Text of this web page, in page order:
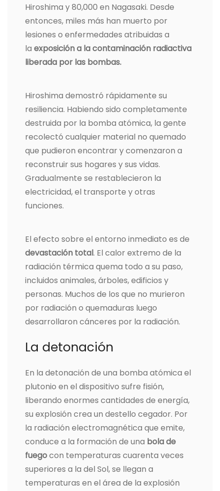
Hiroshima y 80,000 en Nagasaki. Desde
entonces, miles más han muerto por
lesiones o enfermedades atribuidas a
la exposición a la contaminación radiactiva
liberada por las bombas.
Hiroshima demostró rápidamente su
resiliencia. Habiendo sido completamente
destruida por la bomba atómica, la gente
recolectó cualquier material no quemado
que pudieron encontrar y comenzaron a
reconstruir sus hogares y sus vidas.
Gradualmente se restablecieron la
electricidad, el transporte y otras
funciones.
El efecto sobre el entorno inmediato es de
devastación total. El calor extremo de la
radiación térmica quema todo a su paso,
incluidos animales, árboles, edificios y
personas. Muchos de los que no murieron
por radiación o quemaduras luego
desarrollaron cánceres por la radiación.
La detonación
En la detonación de una bomba atómica el
plutonio en el dispositivo sufre fisión,
liberando enormes cantidades de energía,
su explosión crea un destello cegador. Por
la radiación electromagnética que emite,
conduce a la formación de una bola de
fuegocon temperaturas cuarenta veces
superiores a la del Sol, se llegan a
temperaturas en el área de la explosión